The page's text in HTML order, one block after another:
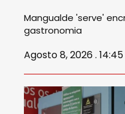
Mangualde 'serve'
gastronomia
Agosto 8, 2026 . 14:45